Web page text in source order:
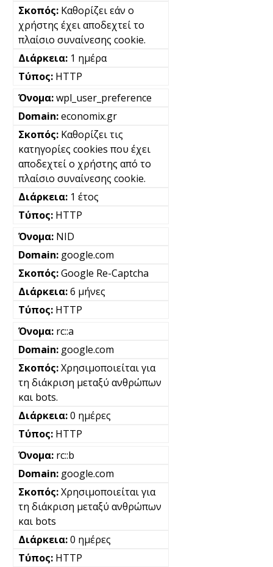
Καθορίζει εάν ο
χρήστης έχει αποδεχτεί το
πλαίσιο συναίνεσης cookie.
1 ημέρα
HTTP
wpl_user_preference
economix.gr
Καθορίζει τις
κατηγορίες cookies που έχει
αποδεχτεί ο χρήστης από το
πλαίσιο συναίνεσης cookie.
1 έτος
HTTP
NID
google.com
Google Re-Captcha
6 μήνες
HTTP
rc::a
google.com
Χρησιμοποιείται για
τη διάκριση μεταξύ ανθρώπων
και bots.
0 ημέρες
HTTP
rc::b
google.com
Χρησιμοποιείται για
τη διάκριση μεταξύ ανθρώπων
και bots
0 ημέρες
HTTP